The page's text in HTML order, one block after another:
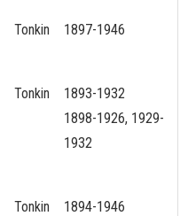
Tonkin 1897-1946
Tonkin
1893-1932
1898-1926, 1929-
1932
Tonkin
1894-1946